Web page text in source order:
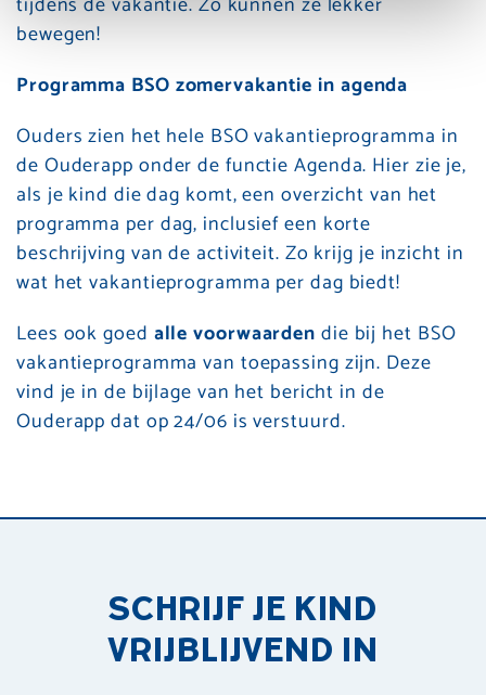
bewegen!
Programma BSO zomervakantie in agenda
Ouders zien het hele BSO vakantieprogramma in
de Ouderapp onder de functie Agenda. Hier zie je,
als je kind die dag komt, een overzicht van het
programma per dag, inclusief een korte
beschrijving van de activiteit. Zo krijg je inzicht in
wat het vakantieprogramma per dag biedt!
Lees ook goed alle voorwaarden die bij het BSO
vakantieprogramma van toepassing zijn. Deze
vind je in de bijlage van het bericht in de
Ouderapp dat op 24/06 is verstuurd.
SCHRIJF JE KIND
VRIJBLIJVEND IN